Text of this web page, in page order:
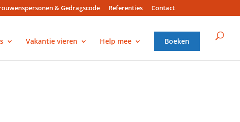
& Gedragscode Referenties Contact
Vakantie vieren Help mee Boeken